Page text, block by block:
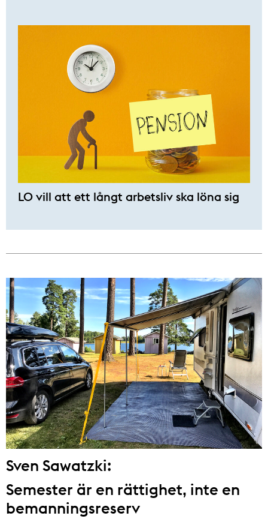
LO vill att ett långt arbetsliv ska löna sig
Sven Sawatzki:
Semester är en rättighet, inte en
bemanningsreserv